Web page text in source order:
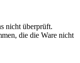
nicht überprüft.
die die Ware nicht